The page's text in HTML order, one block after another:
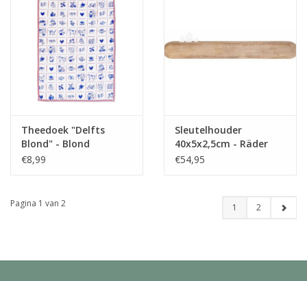
Theedoek "Delfts
Blond" - Blond
Amsterdam
€8,99
Sleutelhouder
40x5x2,5cm - Räder
€54,95
Pagina 1 van 2 1 2